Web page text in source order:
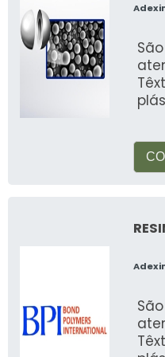
transformar o
promovendo um
sustentável."
FAQ
Onde posso
eletrônico em
Existem diversos
contidos,
como ouro e prata.